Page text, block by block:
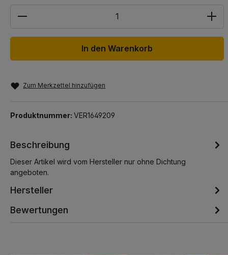
In den Warenkorb
Zum Merkzettel hinzufügen
Produktnummer: VER1649209
Beschreibung
Dieser Artikel wird vom Hersteller nur ohne Dichtung
angeboten.
Hersteller
Bewertungen